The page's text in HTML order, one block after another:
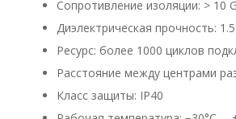
Сопротивление изоляции: > 10
Диэлектрическая прочность:
Ресурс: более 1000 циклов
Расстояние между центрами
Класс защиты: IP40